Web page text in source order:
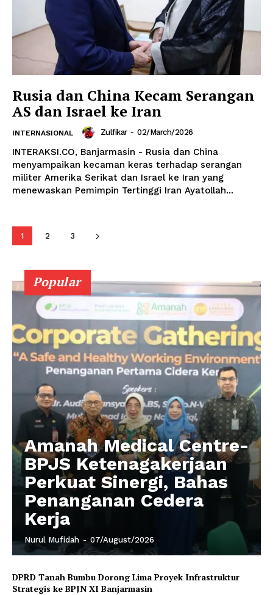
Rusia dan China Kecam Serangan
AS dan Israel ke Iran
INTERNASIONAL Zulfikar - 02/March/2026
INTERAKSI.CO, Banjarmasin - Rusia dan China
menyampaikan kecaman keras terhadap serangan
militer Amerika Serikat dan Israel ke Iran yang
menewaskan Pemimpin Tertinggi Iran Ayatollah...
1 2 3
Popular
Amanah Medical Centre-
BPJS Ketenagakerjaan
Perkuat Sinergi, Bahas
Penanganan Cedera
Kerja
Nurul Mufidah - 07/August/2026
DPRD Tanah Bumbu Dorong Lima Proyek Infrastruktur
Strategis ke BPJN XI Banjarmasin